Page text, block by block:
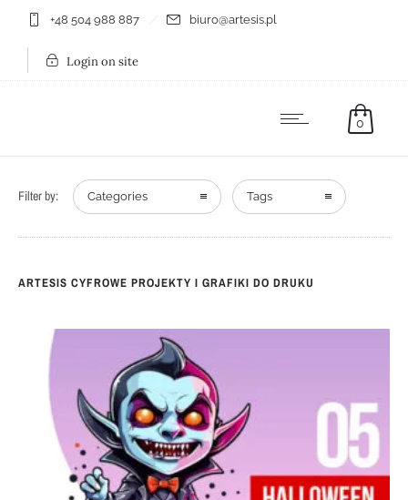
+48 504 988 887 biuro@artesis.pl
Login on site
0
Filter by: Categories Tags
ARTESIS CYFROWE PROJEKTY I GRAFIKI DO DRUKU